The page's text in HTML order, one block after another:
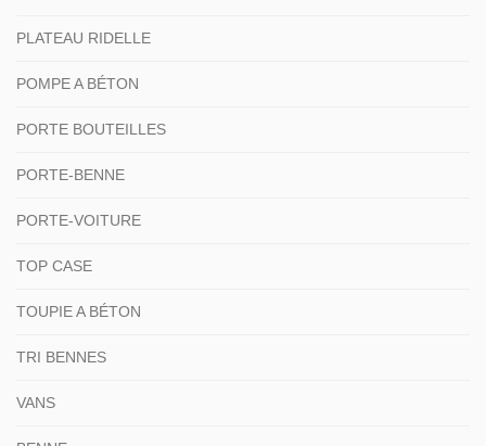
PLATEAU RIDELLE
POMPE A BÉTON
PORTE BOUTEILLES
PORTE-BENNE
PORTE-VOITURE
TOP CASE
TOUPIE A BÉTON
TRI BENNES
VANS